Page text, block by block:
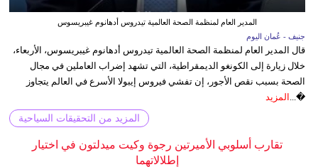
المدير العام لمنظمة الصحة العالمية تيدروس أدهانوم غيبريسوس
جنيف - عُمان اليوم
قال المدير العام لمنظمة الصحة العالمية تيدروس أدهانوم غيبريسوس، الأربعاء،
خلال زيارة إلى الكونغو الديمقراطية، التي تشهد إضراب العاملين في مجال
الصحة بسبب نقص الأجور، إن تفشي فيروس إيبولا الأسرع في العالم يتجاوز
�...
المزيد
المزيد من التحقيقات السياحية
تقارب أسلوبي الأميرتين رجوة وكيت ميدلتون في اختيار
إطلالاتهما